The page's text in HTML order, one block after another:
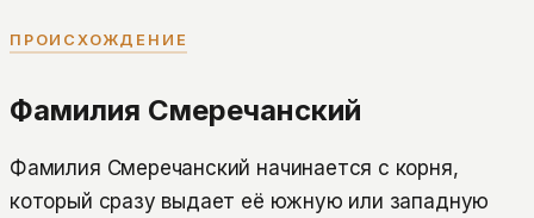
ПРОИСХОЖДЕНИЕ
Фамилия Смеречанский
Фамилия Смеречанский начинается с корня,
который сразу выдает её южную или западную